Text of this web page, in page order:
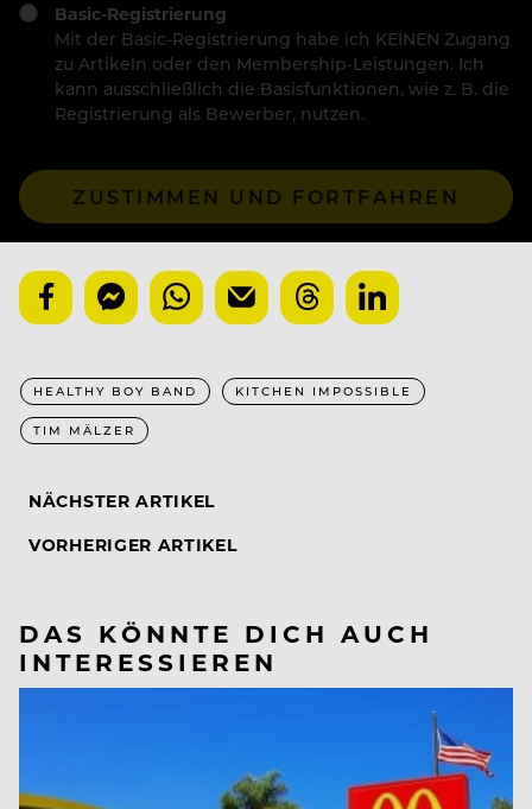
Basic-Registrierung
Mit der Basic-Registrierung habe ich KEINEN Zugang
zu Artikeln oder den Membership-Leistungen. Ich
kann ausschließlich die Basisfunktionen, wie z. B. die
Registrierung als Bewerber, nutzen.
ZUSTIMMEN UND FORTFAHREN
HEALTHY BOY BAND KITCHEN IMPOSSIBLE
TIM MÄLZER
NÄCHSTER ARTIKEL
VORHERIGER ARTIKEL
DAS KÖNNTE DICH AUCH
INTERESSIEREN